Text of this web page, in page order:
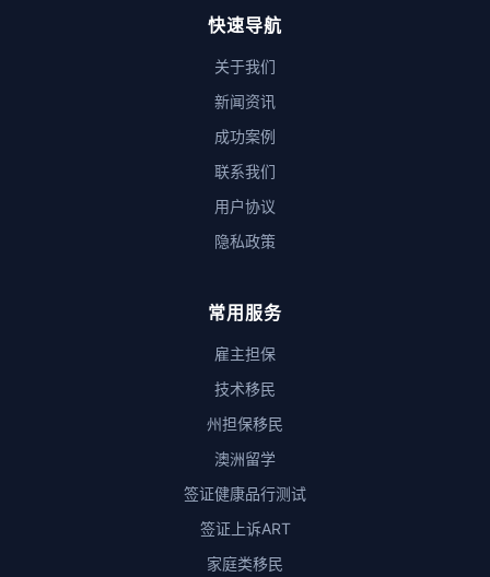
快速导航
关于我们
新闻资讯
成功案例
联系我们
用户协议
隐私政策
常用服务
雇主担保
技术移民
州担保移民
澳洲留学
签证健康品行测试
签证上诉ART
家庭类移民